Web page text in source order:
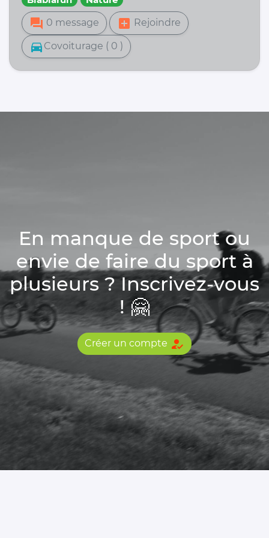
forum 0 message add_box Rejoindre
directions_car Covoiturage ( 0 )
En manque de sport ou
envie de faire du sport à
plusieurs ? Inscrivez-vous
! 🤗
Créer un compte how_to_reg